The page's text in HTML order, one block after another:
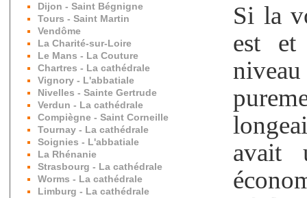
Dijon - Saint Bégnigne
Tours - Saint Martin
Vendôme
La Charité-sur-Loire
Le Mans - La Couture
Chartres - La cathédrale
Vignory - L'abbatiale
Nivelles - Sainte Gertrude
Verdun - La cathédrale
Compiègne - Saint Corneille
Tournay - La cathédrale
Soignies - L'abbatiale
La Rhénanie
Strasbourg - La cathédrale
Worms - La cathédrale
Limburg - La cathédrale
Si la
est et
avait